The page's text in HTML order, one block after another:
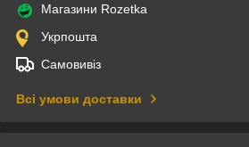
Магазини Rozetka
Укрпошта
Самовивіз
Всі умови доставки